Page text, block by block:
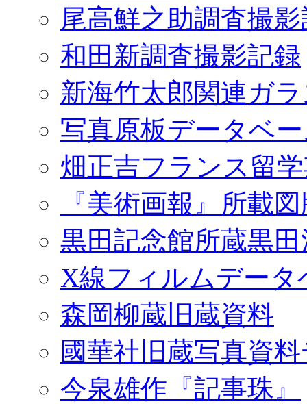
尾高鮮之助調査撮
和田新調査撮影記録
新海竹太郎関連ガ
写真原板データベ
畑正吉フランス留
『美術画報』所載
黒田記念館所蔵黒
X線フィルムデータ
森岡柳蔵旧蔵資料
國華社旧蔵写真資
今泉雄作『記事珠』